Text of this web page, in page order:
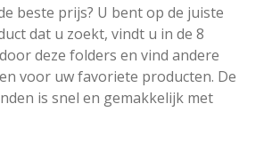
beste prijs? U bent op de juiste
dat u zoekt, vindt u in de 8
deze folders en vind andere
voor uw favoriete producten. De
is snel en gemakkelijk met